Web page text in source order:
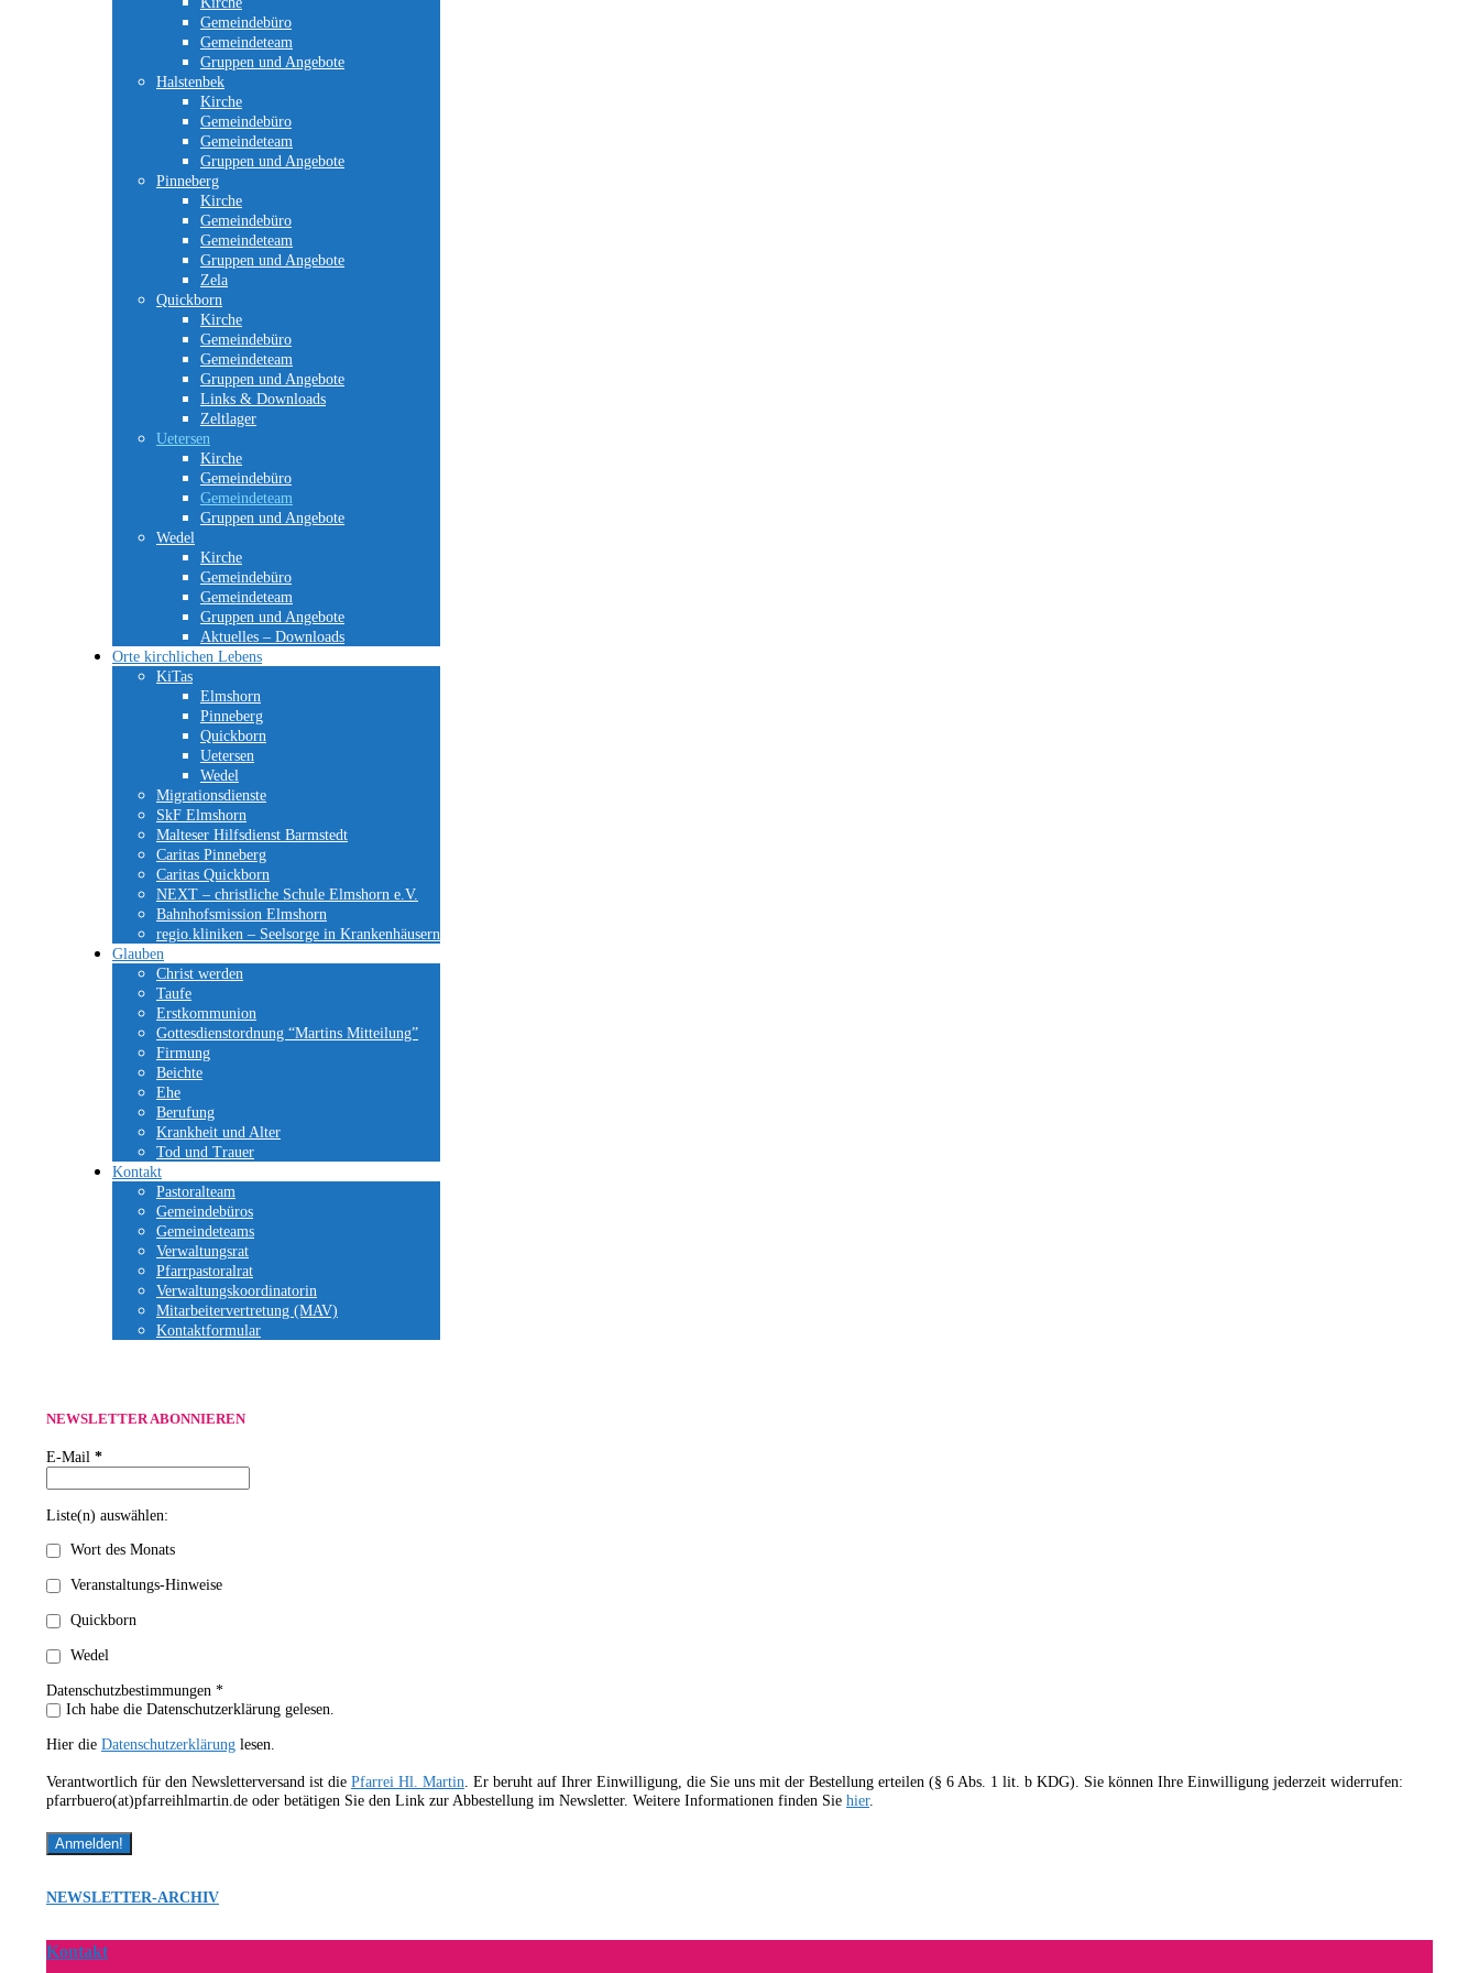
Gemeindebüro
Gemeindeteam
Gruppen und Angebote
Halstenbek
Kirche
Gemeindebüro
Gemeindeteam
Gruppen und Angebote
Pinneberg
Kirche
Gemeindebüro
Gemeindeteam
Gruppen und Angebote
Zela
Quickborn
Kirche
Gemeindebüro
Gemeindeteam
Gruppen und Angebote
Links & Downloads
Zeltlager
Uetersen
Kirche
Gemeindebüro
Gemeindeteam
Gruppen und Angebote
Wedel
Kirche
Gemeindebüro
Gemeindeteam
Gruppen und Angebote
Aktuelles – Downloads
Orte kirchlichen Lebens
KiTas
Elmshorn
Pinneberg
Quickborn
Uetersen
Wedel
Migrationsdienste
SkF Elmshorn
Malteser Hilfsdienst Barmstedt
Caritas Pinneberg
Caritas Quickborn
NEXT – christliche Schule Elmshorn e.V.
Bahnhofsmission Elmshorn
regio.kliniken – Seelsorge in Krankenhäusern
Glauben
Christ werden
Taufe
Erstkommunion
Gottesdienstordnung “Martins Mitteilung”
Firmung
Beichte
Ehe
Berufung
Krankheit und Alter
Tod und Trauer
Kontakt
Pastoralteam
Gemeindebüros
Gemeindeteams
Verwaltungsrat
Pfarrpastoralrat
Verwaltungskoordinatorin
Mitarbeitervertretung (MAV)
Kontaktformular
NEWSLETTER ABONNIEREN
E-Mail *
Liste(n) auswählen:
Wort des Monats
Veranstaltungs-Hinweise
Quickborn
Wedel
Datenschutzbestimmungen *
Ich habe die Datenschutzerklärung gelesen.
Hier die Datenschutzerklärung lesen.
Verantwortlich für den Newsletterversand ist die Pfarrei Hl. Martin. Er beruht auf Ihrer Einwilligung, die Sie uns mit der Bestellung erteilen (§ 6 Abs. 1 lit. b KDG). Sie können Ihre Einwilligung jederzeit widerrufen:
pfarrbuero(at)pfarreihlmartin.de oder betätigen Sie den Link zur Abbestellung im Newsletter. Weitere Informationen finden Sie hier.
NEWSLETTER-ARCHIV
Kontakt